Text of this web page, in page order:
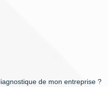
de mon entreprise ?